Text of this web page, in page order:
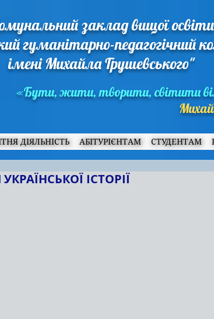
заклад вищої освіти
гуманітарно-педагогічний
імені Михайла Грушевського"
«Бути, жити, творити, світити
ДІЯЛЬНІСТЬ АБІТУРІЄНТАМ СТУДЕНТАМ
ІСТОРІЇ